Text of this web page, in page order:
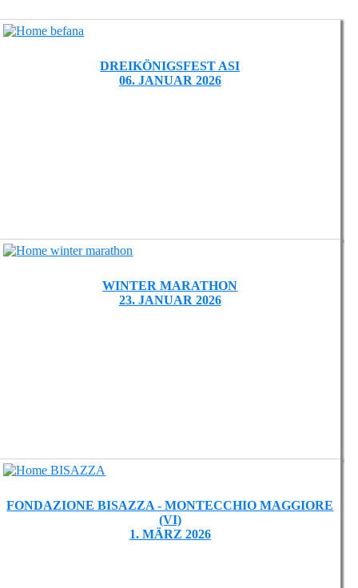
DREIKÖNIGSFEST ASI
06. JANUAR 2026
WINTER MARATHON
23. JANUAR 2026
FONDAZIONE BISAZZA - MONTECCHIO MAGGIORE
(VI)
1. MÄRZ 2026